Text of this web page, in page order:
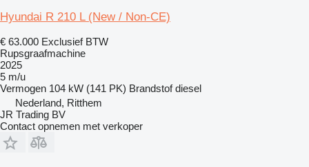
Hyundai R 210 L (New / Non-CE)
€ 63.000 Exclusief BTW
Rupsgraafmachine
2025
5 m/u
Vermogen 104 kW (141 PK) Brandstof diesel
Nederland, Ritthem
JR Trading BV
Contact opnemen met verkoper